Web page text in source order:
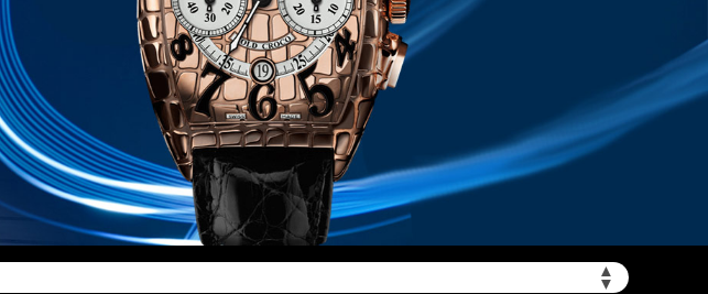
▲
▼
门、台湾全部区域（非大陆需加拨“+86”）